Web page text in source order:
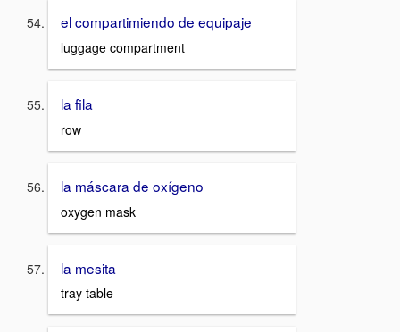
el compartimiendo de equipaje
luggage compartment
la fila
row
la máscara de oxígeno
oxygen mask
la mesita
tray table